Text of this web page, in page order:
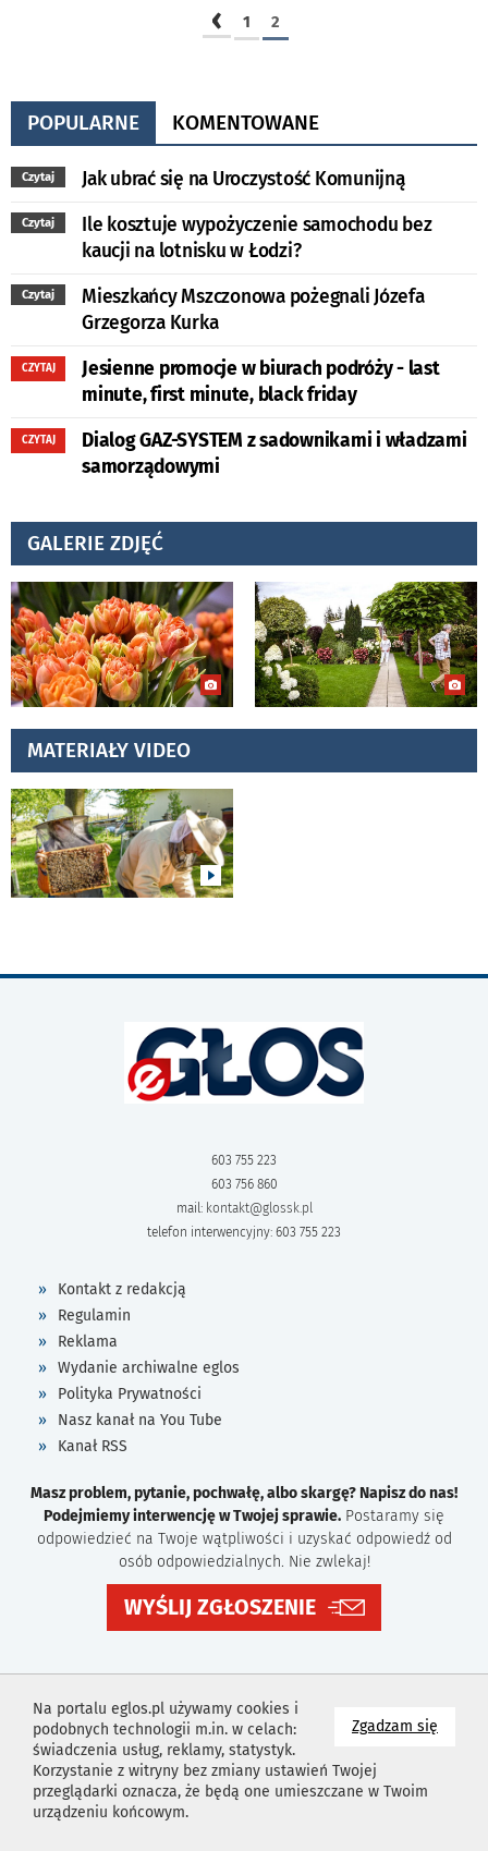
Zgadzam się
Na portalu eglos.pl używamy cookies i
podobnych technologii m.in. w celach:
świadczenia usług, reklamy, statystyk.
Korzystanie z witryny bez zmiany ustawień Twojej
przeglądarki oznacza, że będą one umieszczane w Twoim
urządzeniu końcowym.
‹ 1 2
POPULARNE KOMENTOWANE
Czytaj Jak ubrać się na Uroczystość Komunijną
Czytaj
Ile kosztuje wypożyczenie samochodu bez
kaucji na lotnisku w Łodzi?
Czytaj
Mieszkańcy Mszczonowa pożegnali Józefa
Grzegorza Kurka
CZYTAJ
Jesienne promocje w biurach podróży - last
minute, first minute, black friday
CZYTAJ
Dialog GAZ-SYSTEM z sadownikami i władzami
samorządowymi
GALERIE ZDJĘĆ
MATERIAŁY VIDEO
603 755 223
603 756 860
mail: kontakt@glossk.pl
telefon interwencyjny: 603 755 223
Kontakt z redakcją
Regulamin
Reklama
Wydanie archiwalne eglos
Polityka Prywatności
Nasz kanał na You Tube
Kanał RSS
Masz problem, pytanie, pochwałę, albo skargę? Napisz do nas!
Podejmiemy interwencję w Twojej sprawie. Postaramy się
odpowiedzieć na Twoje wątpliwości i uzyskać odpowiedź od
osób odpowiedzialnych. Nie zwlekaj!
WYŚLIJ ZGŁOSZENIE
Projekt i wykonanie